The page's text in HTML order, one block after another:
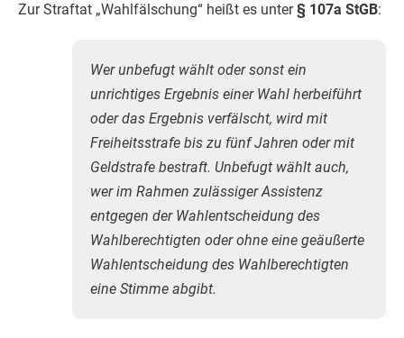
Zur Straftat „Wahlfälschung“ heißt es unter§ 107a StGB:
Wer unbefugt wählt oder sonst ein
unrichtiges Ergebnis einer Wahl herbeiführt
oder das Ergebnis verfälscht, wird mit
Freiheitsstrafe bis zu fünf Jahren oder mit
Geldstrafe bestraft. Unbefugt wählt auch,
wer im Rahmen zulässiger Assistenz
entgegen der Wahlentscheidung des
Wahlberechtigten oder ohne eine geäußerte
Wahlentscheidung des Wahlberechtigten
eine Stimme abgibt.